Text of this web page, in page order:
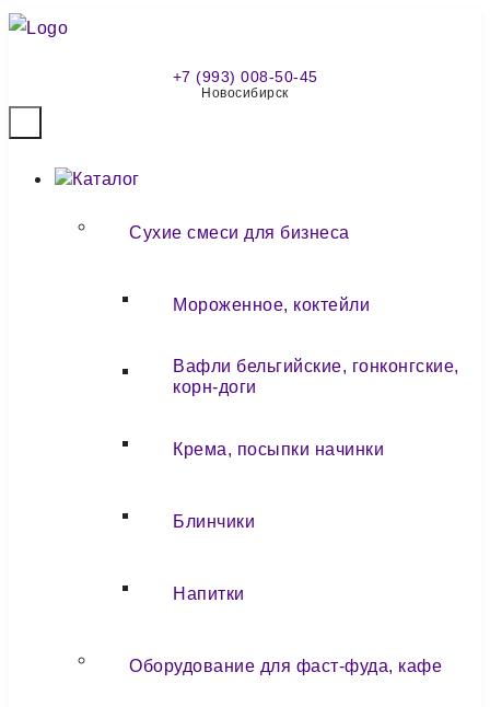
+7 (993) 008-50-45
Новосибирск
Каталог
Сухие смеси для бизнеса
Мороженное, коктейли
Вафли бельгийские, гонконгские,
корн-доги
Крема, посыпки начинки
Блинчики
Напитки
Оборудование для фаст-фуда, кафе